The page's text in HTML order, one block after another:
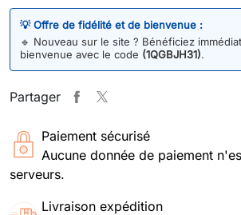
💡 Offre de fidélité et de bienvenue :
🔹 Nouveau sur le site ? Bénéficiez
bienvenue avec le code (1QGBJH31).
Partager
Paiement sécurisé
Aucune donnée de paiement
serveurs.
Livraison expédition